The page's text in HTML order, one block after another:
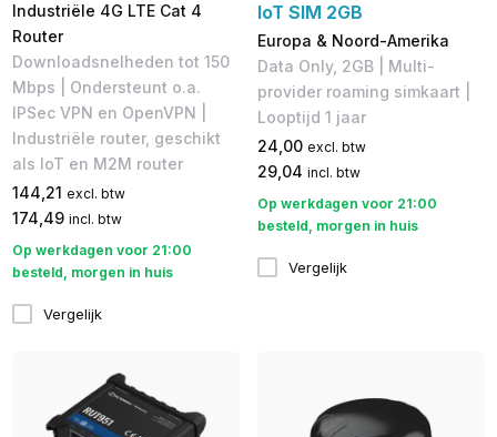
Industriële 4G LTE Cat 4
Router
Downloadsnelheden tot 150
Mbps | Ondersteunt o.a.
IPSec VPN en OpenVPN |
Industriële router, geschikt
als IoT en M2M router
144,21 excl. btw
174,49 incl. btw
Op werkdagen voor 21:00
besteld, morgen in huis
Vergelijk
IoT SIM 2GB
Europa & Noord-Amerika
Data Only, 2GB | Multi-
provider roaming simkaart |
Looptijd 1 jaar
24,00 excl. btw
29,04 incl. btw
Op werkdagen voor 21:00
besteld, morgen in huis
Vergelijk